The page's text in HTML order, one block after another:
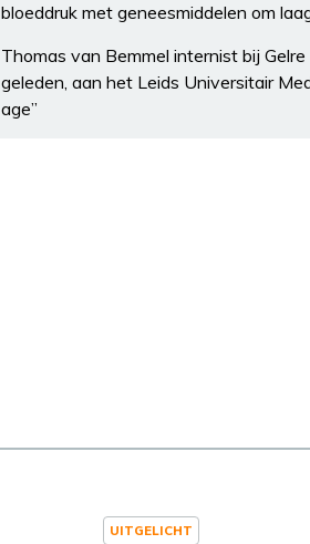
bloeddruk met geneesmiddelen om
Thomas van Bemmel internist bij
geleden, aan het Leids Universitair
age”
UITGELICHT